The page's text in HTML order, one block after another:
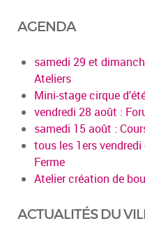
AGENDA
samedi 29 et
Ateliers
Mini-stage cirque
vendredi 28 août :
samedi 15 août :
tous les 1ers
Ferme
Atelier création de
ACTUALITÉS DU